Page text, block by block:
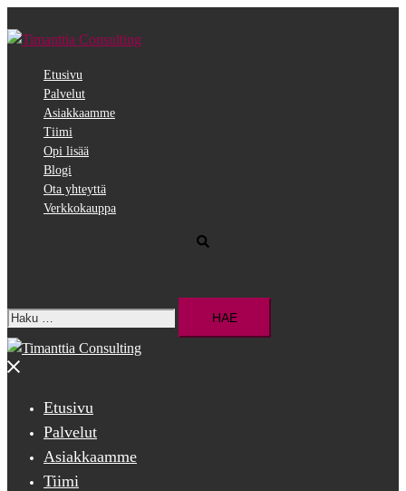
pääsisältöön
Etusivu
Palvelut
Asiakkaamme
Tiimi
Opi lisää
Blogi
Ota yhteyttä
Verkkokauppa
Haku:
Close
Etusivu
Palvelut
Asiakkaamme
Tiimi